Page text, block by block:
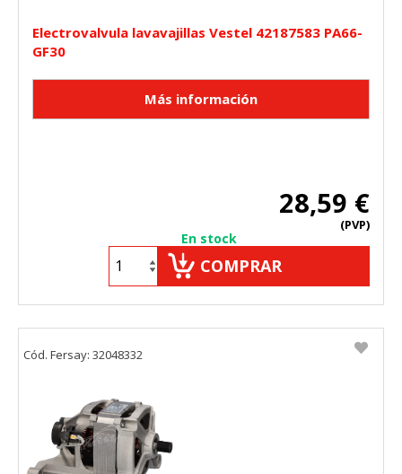
Electrovalvula lavavajillas Vestel 42187583 PA66-
GF30
28,59 €
(PVP)
En stock
COMPRAR
Cód. Fersay: 32048332